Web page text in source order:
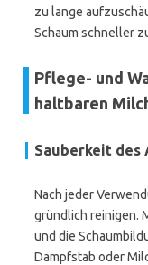
zu lange
Schaum schneller
Pflege- und
haltbaren
Sauberkeit des
Nach jeder
gründlich reinigen.
und die
Dampfstab oder